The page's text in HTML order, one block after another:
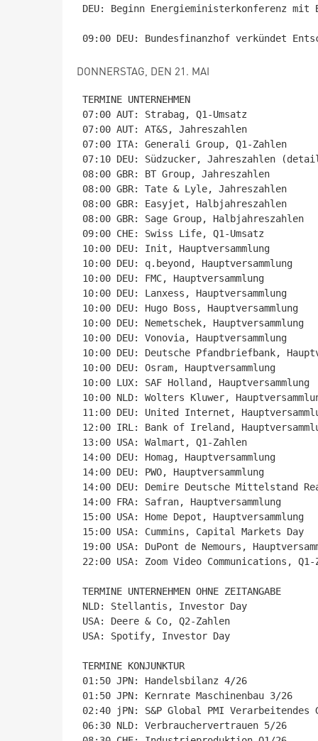
DEU: Beginn Energieministerkonferenz
DONNERSTAG, DEN 21. MAI
TERMINE UNTERNEHMEN
07:00 AUT: Strabag, Q1-Umsatz
07:00 AUT: AT&S, Jahreszahlen
07:00 ITA: Generali Group, Q1-Zahlen
07:10 DEU: Südzucker, Jahreszahlen
08:00 GBR: BT Group, Jahreszahlen
08:00 GBR: Tate & Lyle, Jahreszahlen
08:00 GBR: Easyjet, Halbjahreszahlen
08:00 GBR: Sage Group, Halbjahreszahlen
09:00 CHE: Swiss Life, Q1-Umsatz
10:00 DEU: Init, Hauptversammlung
10:00 DEU: q.beyond, Hauptversammlung
10:00 DEU: FMC, Hauptversammlung
10:00 DEU: Lanxess, Hauptversammlung
10:00 DEU: Hugo Boss, Hauptversammlung
10:00 DEU: Nemetschek, Hauptversammlung
10:00 DEU: Vonovia, Hauptversammlung
10:00 DEU: Deutsche Pfandbriefbank,
10:00 DEU: Osram, Hauptversammlung
10:00 LUX: SAF Holland, Hauptversammlung
10:00 NLD: Wolters Kluwer,
11:00 DEU: United Internet,
12:00 IRL: Bank of Ireland,
13:00 USA: Walmart, Q1-Zahlen
14:00 DEU: Homag, Hauptversammlung
14:00 DEU: PWO, Hauptversammlung
14:00 DEU: Demire Deutsche Mittelstand
14:00 FRA: Safran, Hauptversammlung
15:00 USA: Home Depot, Hauptversammlung
15:00 USA: Cummins, Capital Markets Day
19:00 USA: DuPont de Nemours,
22:00 USA: Zoom Video Communications, Q1-
TERMINE UNTERNEHMEN OHNE ZEITANGABE
NLD: Stellantis, Investor Day
USA: Deere & Co, Q2-Zahlen
USA: Spotify, Investor Day
TERMINE KONJUNKTUR
01:50 JPN: Handelsbilanz 4/26
01:50 JPN: Kernrate Maschinenbau 3/26
02:40 jPN: S&P Global PMI
06:30 NLD: Verbrauchervertrauen 5/26